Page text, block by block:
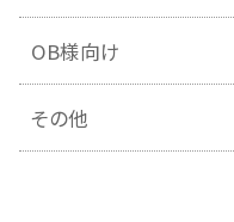
OB様向け
その他